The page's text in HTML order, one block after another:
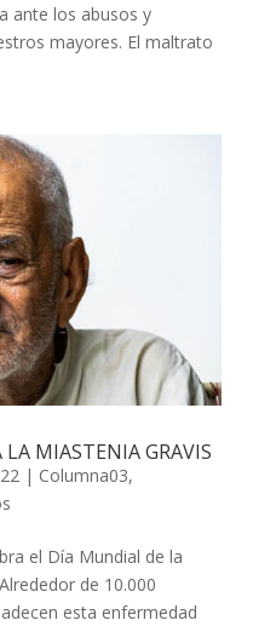
ante los abusos y
mayores. El maltrato
MIASTENIA GRAVIS
| Columna03,
el Día Mundial de la
de 10.000
esta enfermedad